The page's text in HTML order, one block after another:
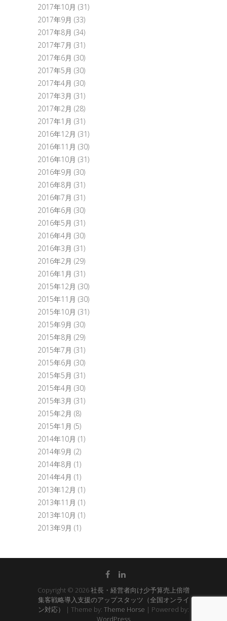
2017年10月 (31)
2017年9月 (33)
2017年8月 (34)
2017年7月 (31)
2017年6月 (30)
2017年5月 (30)
2017年4月 (30)
2017年3月 (31)
2017年2月 (28)
2017年1月 (31)
2016年12月 (31)
2016年11月 (30)
2016年10月 (31)
2016年9月 (30)
2016年8月 (31)
2016年7月 (31)
2016年6月 (30)
2016年5月 (31)
2016年4月 (30)
2016年3月 (31)
2016年2月 (29)
2016年1月 (31)
2015年12月 (30)
2015年11月 (30)
2015年10月 (31)
2015年9月 (30)
2015年8月 (29)
2015年7月 (31)
2015年6月 (30)
2015年5月 (31)
2015年4月 (30)
2015年3月 (31)
2015年2月 (8)
2015年1月 (5)
2014年10月 (1)
2014年9月 (2)
2014年8月 (1)
2014年4月 (1)
2013年12月 (1)
2013年11月 (1)
2013年10月 (1)
2013年9月 (1)
Copyright © 2026社長・経営者向け少予算売上倍増
集客戦略導入支援のアップスタッツ（全国オンライ
ン対応）
| Theme by: Theme Horse | Powered by: